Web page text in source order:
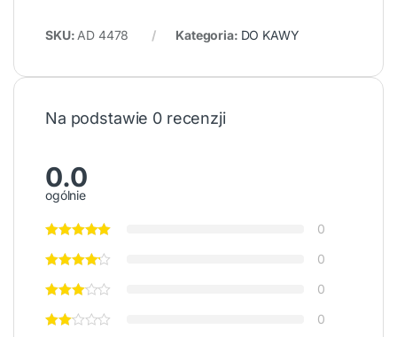
SKU: AD 4478 Kategoria: DO KAWY
Na podstawie 0 recenzji
0.0
ogólnie
0
0
0
0